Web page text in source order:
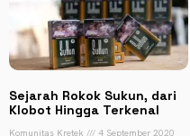
Sejarah Rokok Sukun, dari
Klobot Hingga Terkenal
Komunitas Kretek 4 September 2020